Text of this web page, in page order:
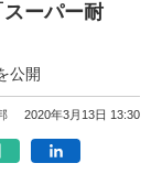
ーパー耐
公開
2020年3月13日 13:30